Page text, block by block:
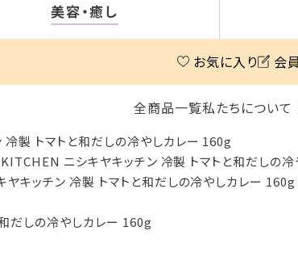
美容・癒し
お気に入り 会
全商品一覧私たちについて
製 トマトと和だしの冷やしカレー 160g
ニシキヤキッチン 冷製 トマトと和だしの
キッチン 冷製 トマトと和だしの冷やしカレー 160g
だしの冷やしカレー 160g